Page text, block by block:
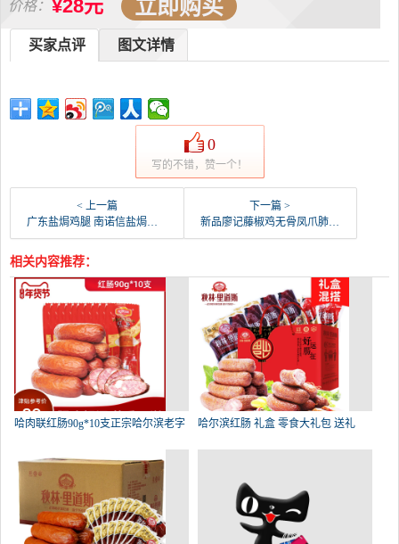
价格： ¥28元 立即购买
图文详情
买家点评
0
写的不错，赞一个！
< 上一篇
广东盐焗鸡腿 南诺信盐焗鸡腿 零食盐焗小鸡腿盐焗鸡-鸡腿(品上乐源旗舰店仅售18.11元)
下一篇 >
新品廖记藤椒鸡无骨凤爪肺片口水鸡爽口椒麻鸡腿牛肉四-鸡腿(爱淘食品专营店仅售141.07元)
相关内容推荐：
哈肉联红肠90g*10支正宗哈尔滨老字 哈尔滨红肠 礼盒 零食大礼包 送礼